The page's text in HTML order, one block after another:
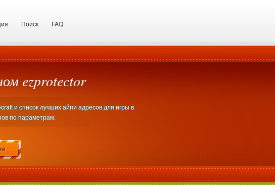
Поиск FAQ
ezprotector
и список лучших айпи адресов для игры в
по параметрам.